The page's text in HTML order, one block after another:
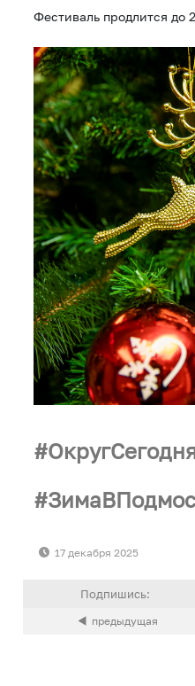
Фестиваль продлится до
17 декабря 2025